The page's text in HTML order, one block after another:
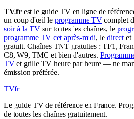
TV.fr est le guide TV en ligne de
un coup d'œil le programme TV complet
soir à la TV sur toutes les chaînes, le
programme TV cet après-midi, le direct et
gratuit. Chaînes TNT gratuites : TF1,
C8, W9, TMC et bien d'autres.
TV et grille TV heure par heure — ne
émission préférée.
TVfr
Le guide TV de référence en France.
de toutes les chaînes gratuitement.